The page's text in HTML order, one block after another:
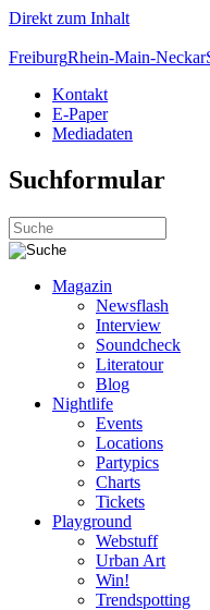
Direkt zum Inhalt
FreiburgRhein-Main-Neckar
Kontakt
E-Paper
Mediadaten
Suchformular
Magazin
Newsflash
Interview
Soundcheck
Literatour
Blog
Nightlife
Events
Locations
Partypics
Charts
Tickets
Playground
Webstuff
Urban Art
Win!
Trendspotting